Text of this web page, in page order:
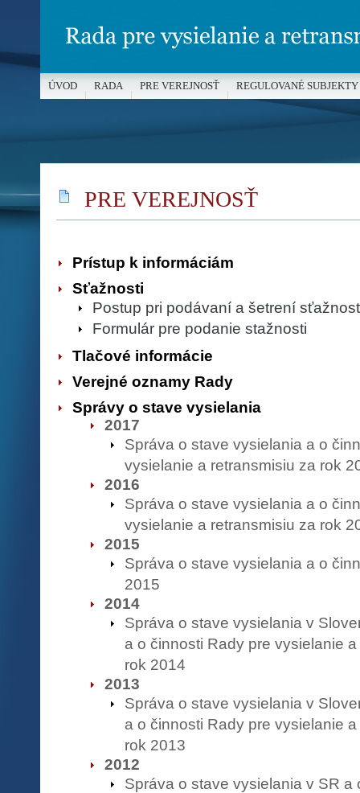
PRE VEREJNOSŤ
Prístup k informáciám
Sťažnosti
Postup pri podávaní a šetrení
Formulár pre podanie stažnosti
Tlačové informácie
Verejné oznamy Rady
Správy o stave vysielania
2017
Správa o stave vysielania a o
vysielanie a retransmisiu za rok
2016
Správa o stave vysielania a o
vysielanie a retransmisiu za rok
2015
Správa o stave vysielania a o
2015
2014
Správa o stave vysielania v
a o činnosti Rady pre vysielanie
rok 2014
2013
Správa o stave vysielania v
a o činnosti Rady pre vysielanie
rok 2013
2012
Správa o stave vysielania v SR a
ÚVOD RADA PRE VEREJNOSŤ REGULOVANÉ SUBJEKTY